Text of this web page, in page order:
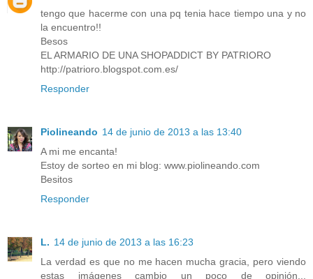
tengo que hacerme con una pq tenia hace tiempo una y no
la encuentro!!
Besos
EL ARMARIO DE UNA SHOPADDICT BY PATRIORO
http://patrioro.blogspot.com.es/
Responder
Piolineando 14 de junio de 2013 a las 13:40
A mi me encanta!
Estoy de sorteo en mi blog: www.piolineando.com
Besitos
Responder
L. 14 de junio de 2013 a las 16:23
La verdad es que no me hacen mucha gracia, pero viendo
estas imágenes cambio un poco de opinión...